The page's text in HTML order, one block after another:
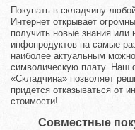
Покупать в складчину
Интернет открывает
получить новые знания
инфопродуктов на самые
наиболее актуальным
символическую плату. Наш
«Складчина» позволяет
придется отказываться от
стоимости!
Совместные